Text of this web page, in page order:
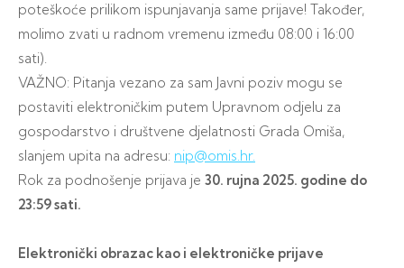
poteškoće prilikom ispunjavanja same prijave! Također,
molimo zvati u radnom vremenu između 08:00 i 16:00
sati).
VAŽNO: Pitanja vezano za sam Javni poziv mogu se
postaviti elektroničkim putem Upravnom odjelu za
gospodarstvo i društvene djelatnosti Grada Omiša,
slanjem upita na adresu: nip@omis.hr.
Rok za podnošenje prijava je 30. rujna 2025. godine do
23:59 sati.
Elektronički obrazac kao i elektroničke prijave